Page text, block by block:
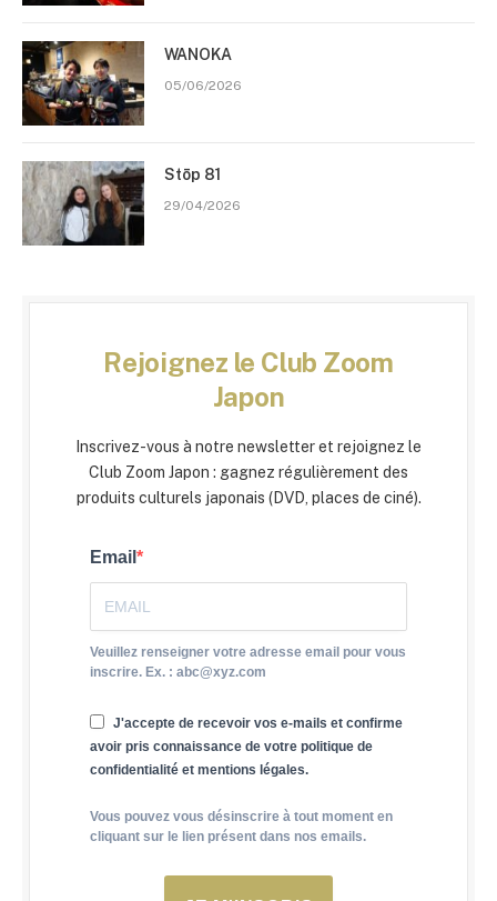
WANOKA
05/06/2026
Stōp 81
29/04/2026
Rejoignez le Club Zoom
Japon
Inscrivez-vous à notre newsletter et rejoignez le
Club Zoom Japon : gagnez régulièrement des
produits culturels japonais (DVD, places de ciné).
Email
Veuillez renseigner votre adresse email pour vous
inscrire. Ex. : abc@xyz.com
J'accepte de recevoir vos e-mails et confirme
avoir pris connaissance de votre politique de
confidentialité et mentions légales.
Vous pouvez vous désinscrire à tout moment en
cliquant sur le lien présent dans nos emails.